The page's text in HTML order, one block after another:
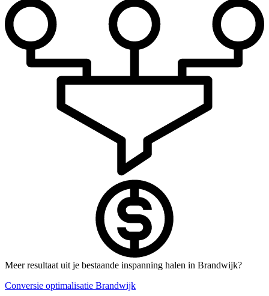
Meer resultaat uit je bestaande inspanning halen in Brandwijk?
Conversie optimalisatie Brandwijk